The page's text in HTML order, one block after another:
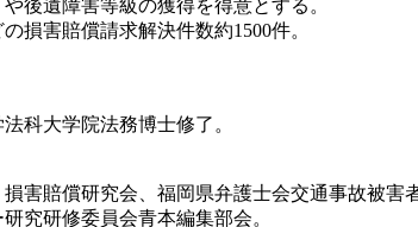
後遺障害等級の獲得を得意とする。
損害賠償請求解決件数約1500件。
科大学院法務博士修了。
害賠償研究会、福岡県弁護士会交通事故被
究研修委員会青本編集部会。